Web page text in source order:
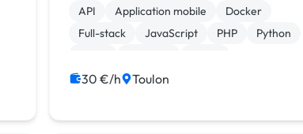
intranets et des solutions métiers
performantes et évolutives. 🛠 Mes
API Application mobile
Docker
Full-stack
JavaScript PHP
Python
30 €/h Toulon